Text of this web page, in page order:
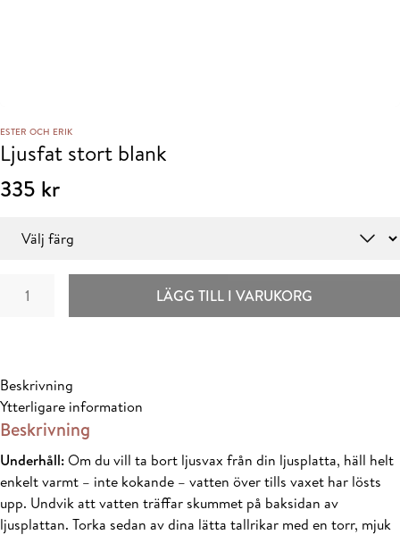
ESTER OCH ERIK
Ljusfat stort blank
335 kr
stort
LÄGG TILL I VARUKORG
Beskrivning
Ytterligare information
Beskrivning
Underhåll: Om du vill ta bort ljusvax från din ljusplatta, häll helt
enkelt varmt – inte kokande – vatten över tills vaxet har lösts
upp. Undvik att vatten träffar skummet på baksidan av
ljusplattan. Torka sedan av dina lätta tallrikar med en torr, mjuk